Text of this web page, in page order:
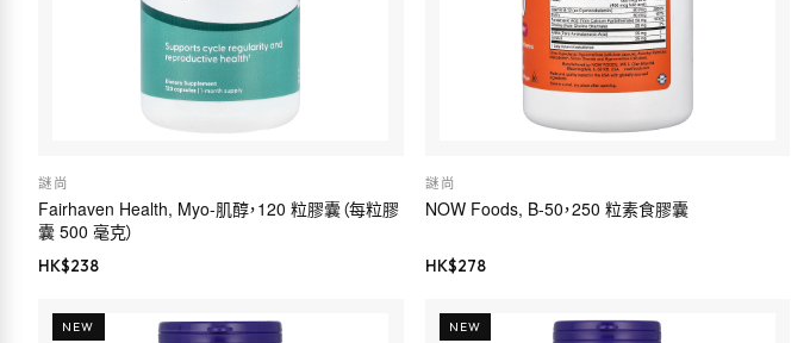
謎尚
Fairhaven Health, Myo-肌醇，120 粒膠囊（每粒膠
囊 500 毫克）
HK$238
謎尚
NOW Foods, B-50，250 粒素食膠囊
HK$278
NEW NEW